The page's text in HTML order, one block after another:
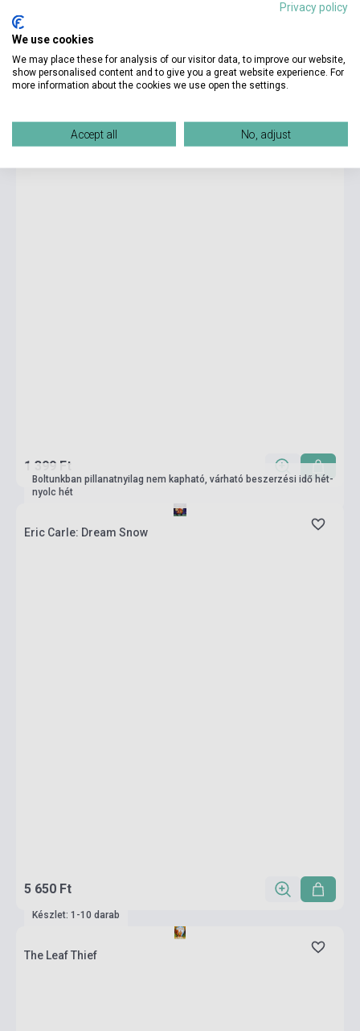
62 500 Ft
Készlet: 1-10 darab
gyakorlatok
1 399 Ft
Boltunkban pillanatnyilag nem kapható, várható beszerzési idő hét-
nyolc hét
Eric Carle: Dream Snow
5 650 Ft
Készlet: 1-10 darab
The Leaf Thief
Privacy policy
We use cookies
We may place these for analysis of our visitor data, to improve our website,
show personalised content and to give you a great website experience. For
more information about the cookies we use open the settings.
Accept all No, adjust